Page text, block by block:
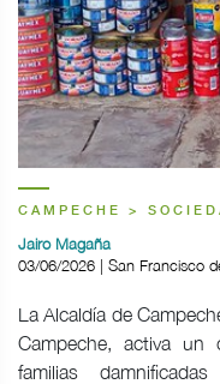
CAMPECHE >
Jairo Magaña
03/06/2026 | San Francisco
La Alcaldía de
Campeche, activa
familias